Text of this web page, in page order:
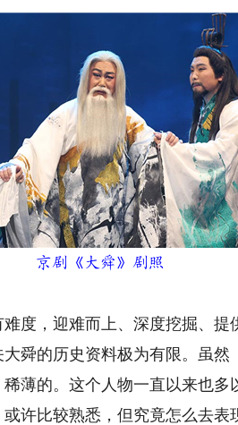
京剧《大舜》剧照
，迎难而上、深度挖掘、提
舜的历史资料极为有限。虽
薄的。这个人物一直以来也多
许比较熟悉，但究竟怎么去表